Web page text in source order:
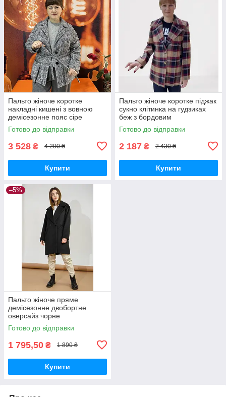
Пальто жіноче коротке
накладні кишені з вовною
демісезонне пояс сіре
Готово до відправки
3 528 ₴ 4 200 ₴
Купити
Пальто жіноче коротке піджак
сукно клітинка на гудзиках
беж з бордовим
Готово до відправки
2 187 ₴ 2 430 ₴
Купити
–5%
Пальто жіноче пряме
демісезонне двобортне
оверсайз чорне
Готово до відправки
1 795,50 ₴ 1 890 ₴
Купити